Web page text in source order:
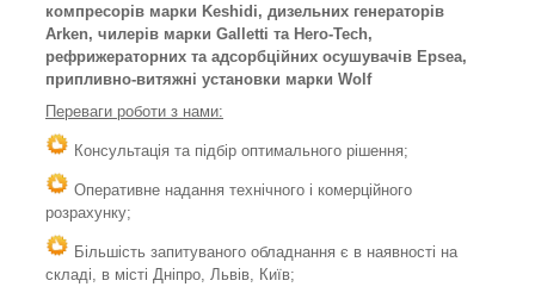
компресорів марки Keshidi, дизельних генераторів
Arken, чилерів марки Galletti та Hero-Tech,
рефрижераторних та адсорбційних осушувачів Epsea,
припливно-витяжні установки марки Wolf
Переваги роботи з нами:
Консультація та підбір оптимального рішення;
Оперативне надання технічного і комерційного
розрахунку;
Більшість запитуваного обладнання є в наявності на
складі, в місті Дніпро, Львів, Київ;